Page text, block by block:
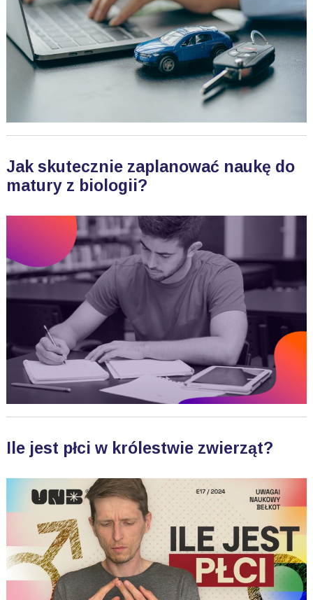
Jak skutecznie zaplanować naukę do
matury z biologii?
Ile jest płci w królestwie zwierząt?